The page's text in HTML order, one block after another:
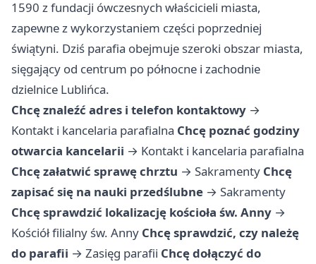
1590 z fundacji ówczesnych właścicieli miasta,
zapewne z wykorzystaniem części poprzedniej
świątyni. Dziś parafia obejmuje szeroki obszar miasta,
sięgający od centrum po północne i zachodnie
dzielnice Lublińca.
Chcę znaleźć adres i telefon kontaktowy →
Kontakt i kancelaria parafialna Chcę poznać godziny
otwarcia kancelarii → Kontakt i kancelaria parafialna
Chcę załatwić sprawę chrztu → Sakramenty Chcę
zapisać się na nauki przedślubne → Sakramenty
Chcę sprawdzić lokalizację kościoła św. Anny →
Kościół filialny św. Anny Chcę sprawdzić, czy należę
do parafii → Zasięg parafii Chcę dołączyć do